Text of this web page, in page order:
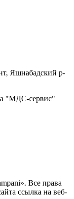
Яшнабадский р-
"МДС-сервис"
Все права
ссылка на веб-